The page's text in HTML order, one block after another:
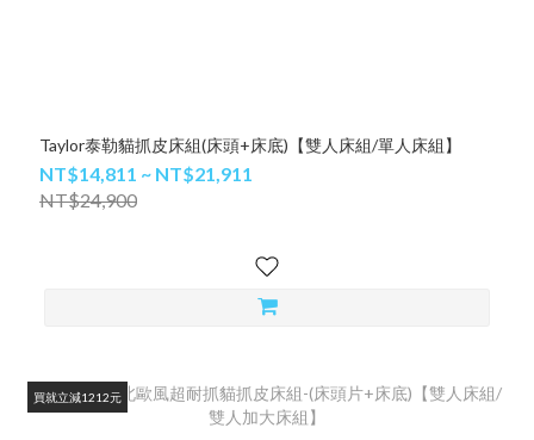
Taylor泰勒貓抓皮床組(床頭+床底)【雙人床組/單人床組】
NT$14,811 ~ NT$21,911
NT$24,900
買就立減1212元